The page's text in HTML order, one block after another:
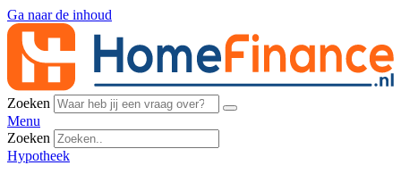
Ga naar de inhoud
Zoeken
Menu
Zoeken
Hypotheek